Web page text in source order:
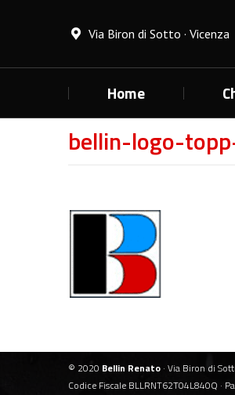
Via Biron di Sotto · Vicenza
Home
bellin-logo-
© 2020 Bellin Renato · Via Biron di
Codice Fiscale BLLRNT62T04L840Q ·